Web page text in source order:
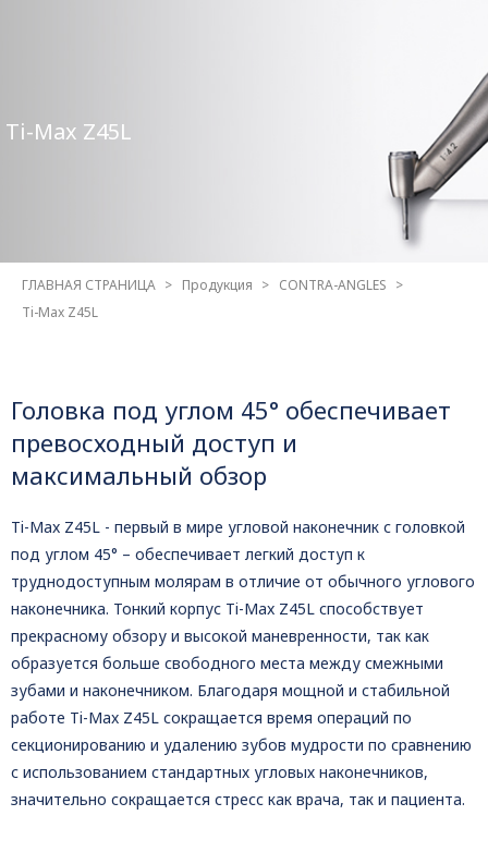
Ti-Max Z45L
ГЛАВНАЯ СТРАНИЦА Продукция
CONTRA-ANGLES
Ti-Max Z45L
Головка под углом 45° обеспечивает
превосходный доступ и
максимальный обзор
Ti-Max Z45L - первый в мире угловой наконечник с головкой
под углом 45° – обеспечивает легкий доступ к
труднодоступным молярам в отличие от обычного углового
наконечника. Тонкий корпус Ti-Max Z45L способствует
прекрасному обзору и высокой маневренности, так как
образуется больше свободного места между смежными
зубами и наконечником. Благодаря мощной и стабильной
работе Ti-Max Z45L сокращается время операций по
секционированию и удалению зубов мудрости по сравнению
с использованием стандартных угловых наконечников,
значительно сокращается стресс как врача, так и пациента.